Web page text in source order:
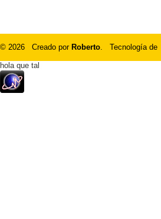
© 2026 Creado por Roberto. Tecnología de
hola que tal